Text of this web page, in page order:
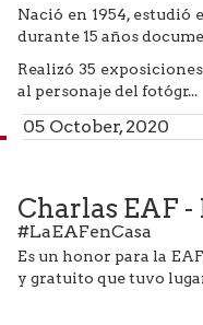
Nació en 1954, estudió
durante 15 años
Realizó 35
al personaje del fotógr...
05 October, 2020
Charlas EAF
#LaEAFenCasa
Es un honor para la
y gratuito que tuvo